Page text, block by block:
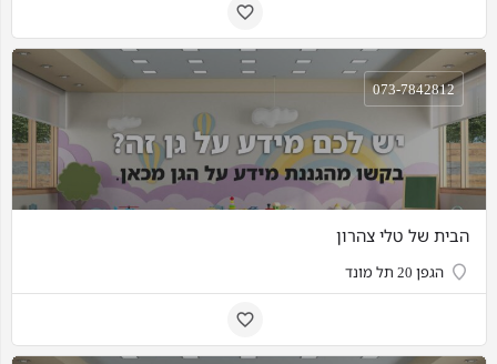
הבית של טלי צהרון
הגפן 20 תל מונד
073-7842812